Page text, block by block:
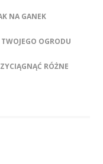
NA GANEK
OGRODU
RÓŻNE